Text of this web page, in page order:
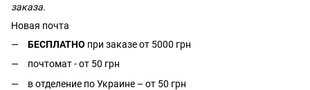
заказа.
Новая почта
БЕСПЛАТНО при заказе от 5000 грн
почтомат - от 50 грн
в отделение по Украине – от 50 грн